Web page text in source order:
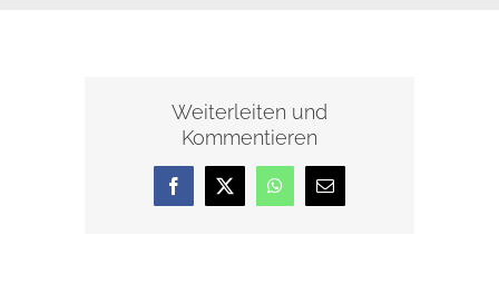
Weiterleiten und
Kommentieren
Facebook
X WhatsApp
E-
Mail